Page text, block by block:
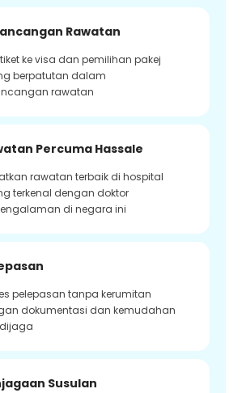
Rawatan
ke visa dan pemilihan pakej
berpatutan dalam
rawatan
Percuma Hassale
rawatan terbaik di hospital
terkenal dengan doktor
di negara ini
pelepasan tanpa kerumitan
dokumentasi dan kemudahan
Susulan